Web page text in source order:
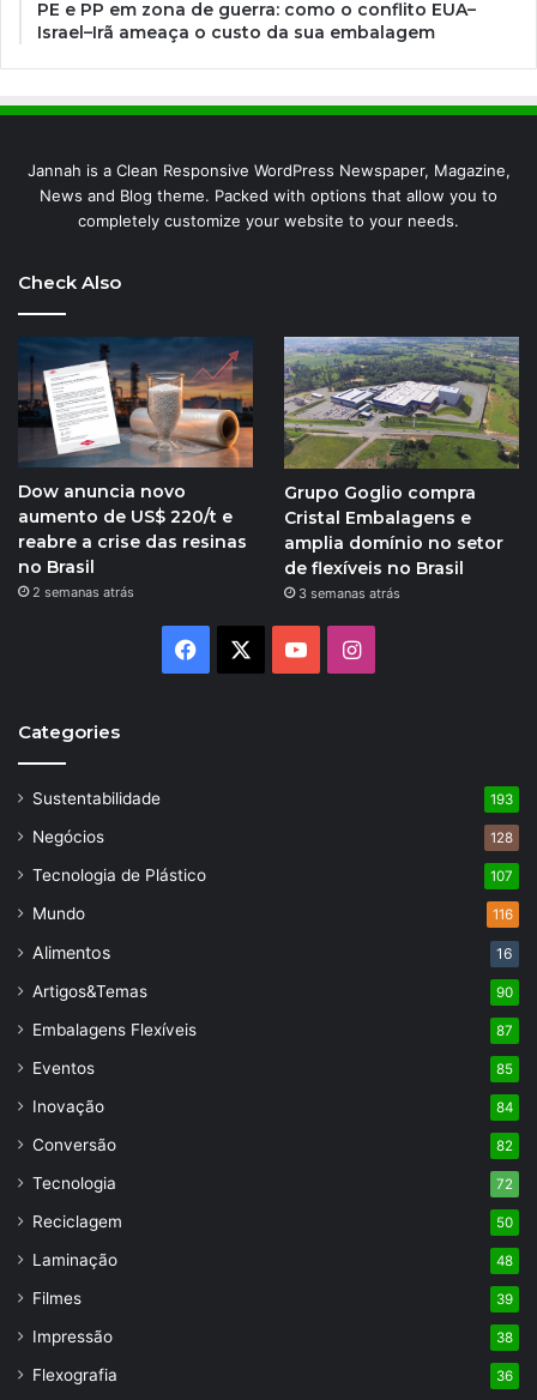
PE e PP em zona de guerra: como o conflito EUA–
Israel–Irã ameaça o custo da sua embalagem
Jannah is a Clean Responsive WordPress Newspaper, Magazine,
News and Blog theme. Packed with options that allow you to
completely customize your website to your needs.
Check Also
Dow anuncia novo
aumento de US$ 220/t e
reabre a crise das resinas
no Brasil
2 semanas atrás
Grupo Goglio compra
Cristal Embalagens e
amplia domínio no setor
de flexíveis no Brasil
3 semanas atrás
Facebook YouTubeInstagram
Categories
Sustentabilidade 193
Negócios 128
Tecnologia de Plástico 107
Mundo 116
Alimentos 16
Artigos&Temas 90
Embalagens Flexíveis 87
Eventos 85
Inovação 84
Conversão 82
Tecnologia 72
Reciclagem 50
Laminação 48
Filmes 39
Impressão 38
Flexografia 36